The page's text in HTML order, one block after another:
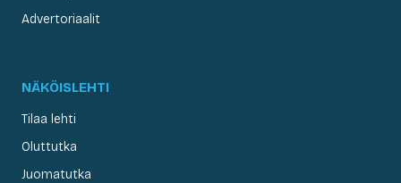
Advertoriaalit
NÄKÖISLEHTI
Tilaa lehti
Oluttutka
Juomatutka